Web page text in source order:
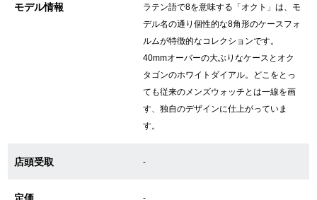
モデル情報
ラテン語で8を意味する「オクト」は、モ
デル名の通り個性的な8角形のケースフォ
ルムが特徴的なコレクションです。
40mmオーバーの大ぶりなケースとオク
タゴンのホワイトダイアル。どこをとっ
ても従来のメンズウォッチとは一線を画
す、独自のデザインに仕上がっていま
す。
店頭受取 -
定価 -